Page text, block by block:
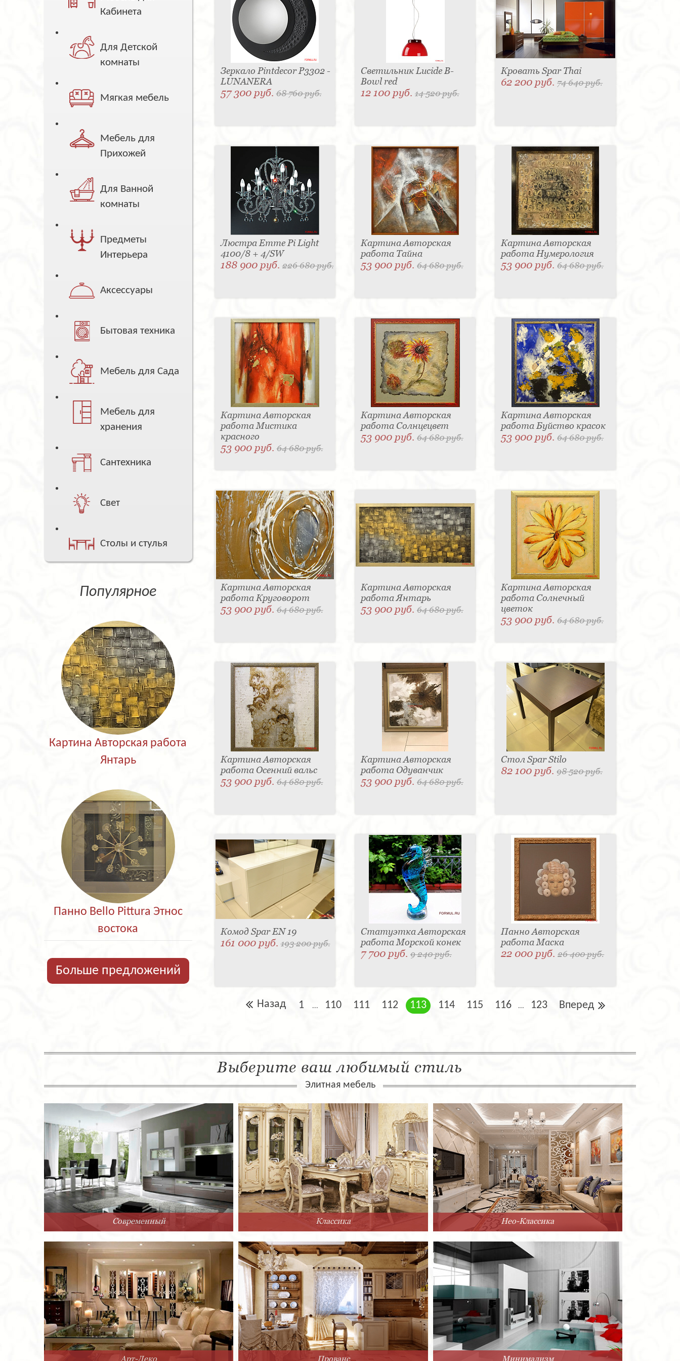
Кабинета
Для Детской
комнаты
Мягкая мебель
Мебель для
Прихожей
Для Ванной
комнаты
Предметы
Интерьера
Аксессуары
Бытовая техника
Мебель для Сада
Мебель для
хранения
Сантехника
Свет
Столы и стулья
Популярное
Картина Авторская работа
Янтарь
Панно Bello Pittura Этнос
востока
Больше предложений
Зеркало Pintdecor P3302 -
LUNANERA
57 300 руб.68 760 руб.
Светильник Lucide B-
Bowl red
12 100 руб. 14 520 руб.
Кровать Spar Thai
62 200 руб.74 640 руб.
Люстра Emme Pi Light
4100/8 + 4/SW
188 900 руб.226 680 руб.
Картина Авторская
работа Тайна
53 900 руб. 64 680 руб.
Картина Авторская
работа Нумерология
53 900 руб.64 680 руб.
Картина Авторская
работа Мистика
красного
53 900 руб.64 680 руб.
Картина Авторская
работа Солнцецвет
53 900 руб. 64 680 руб.
Картина Авторская
работа Буйство красок
53 900 руб.64 680 руб.
Картина Авторская
работа Круговорот
53 900 руб.64 680 руб.
Картина Авторская
работа Янтарь
53 900 руб. 64 680 руб.
Картина Авторская
работа Солнечный
цветок
53 900 руб.64 680 руб.
Картина Авторская
работа Осенний вальс
53 900 руб.64 680 руб.
Картина Авторская
работа Одуванчик
53 900 руб. 64 680 руб.
Стол Spar Stilo
82 100 руб.98 520 руб.
Комод Spar EN 19
161 000 руб.193 200 руб.
Статуэтка Авторская
работа Морской конек
7 700 руб. 9 240 руб.
Панно Авторская
работа Маска
22 000 руб.26 400 руб.
Назад 1 ... 110 111 112 113 114 115 116 ... 123 Вперед
Выберите ваш любимый стиль
Элитная мебель
Современный Классика Нео-Классика
Арт-Деко Прованс Минимализм